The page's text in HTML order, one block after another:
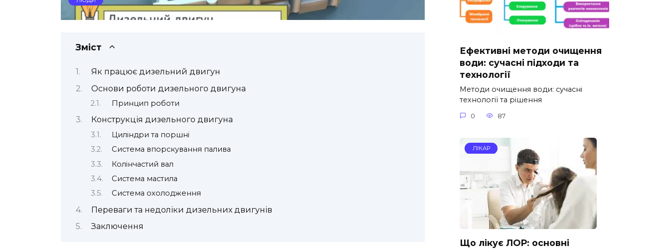
Зміст
Як працює дизельний двигун
Основи роботи дизельного двигуна
Принцип роботи
Конструкція дизельного двигуна
Циліндри та поршні
Система впорскування палива
Колінчастий вал
Система мастила
Система охолодження
Переваги та недоліки дизельних двигунів
Заключення
Ефективні методи очищення
води: сучасні підходи та
технології
Методи очищення води: сучасні
технології та рішення
0 87
ЛІКАР
Що лікує ЛОР: основні